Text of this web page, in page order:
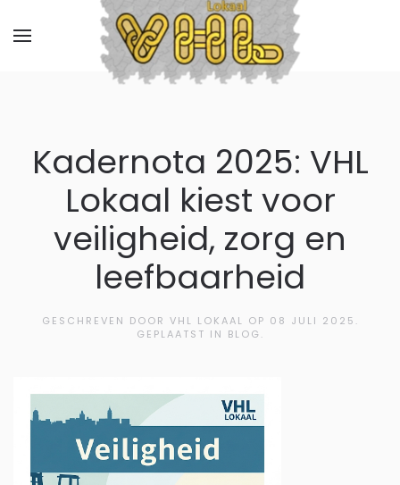
Kadernota 2025: VHL
Lokaal kiest voor
veiligheid, zorg en
leefbaarheid
GESCHREVEN DOOR VHL LOKAAL OP 08 JULI 2025 .
GEPLAATST IN BLOG.